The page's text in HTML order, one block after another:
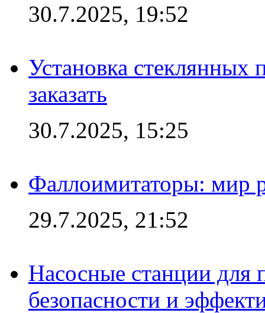
30.7.2025, 19:52
Установка стеклянных
заказать
30.7.2025, 15:25
Фаллоимитаторы: мир
29.7.2025, 21:52
Насосные станции для
безопасности и